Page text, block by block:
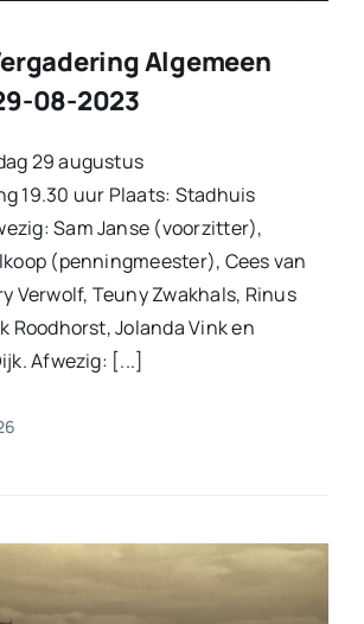
Algemeen
08-2023
29 augustus
19.30 uur Plaats: Stadhuis
Sam Janse (voorzitter),
(penningmeester), Cees van
Verwolf, Teuny Zwakhals, Rinus
Roodhorst, Jolanda Vink en
Afwezig: [...]